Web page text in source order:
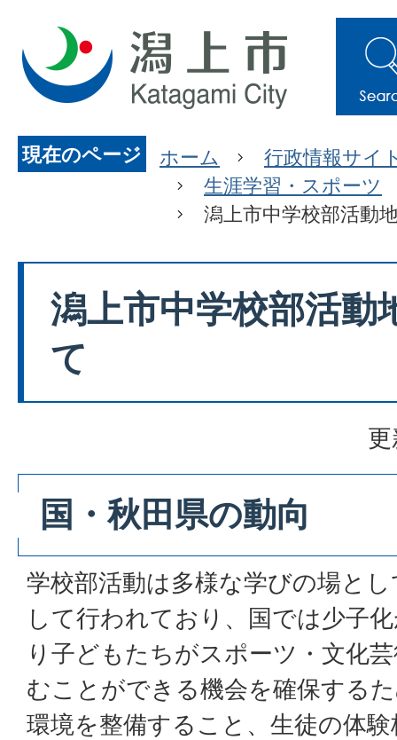
現在のページ ホーム
行政情報サイ
生涯学習・スポーツ
潟上市中学校部活動
潟上市中学校部活動
て
国・秋田県の動向
学校部活動は多様な学びの場と
して行われており、国では少子
り子どもたちがスポーツ・文化
むことができる機会を確保する
環境を整備すること、生徒の体